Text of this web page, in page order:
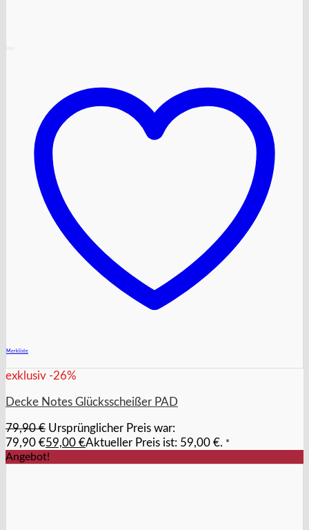
Merkliste
exklusiv -26%
Decke Notes Glücksscheißer PAD
79,90€ Ursprünglicher Preis war:
79,90 €59,00 €Aktueller Preis ist: 59,00 €. *
Angebot!